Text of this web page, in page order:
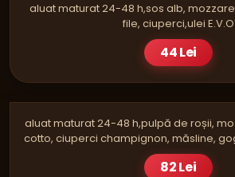
aluat maturat 24-48 h,sos alb,
file, ciuperci,ulei E.V.O
44 Lei
CAPRICIOSA
PIZZA
aluat maturat 24-48 h,pulpă de roșii,
cotto, ciuperci champignon, măsline,
E.V.O
82 Lei